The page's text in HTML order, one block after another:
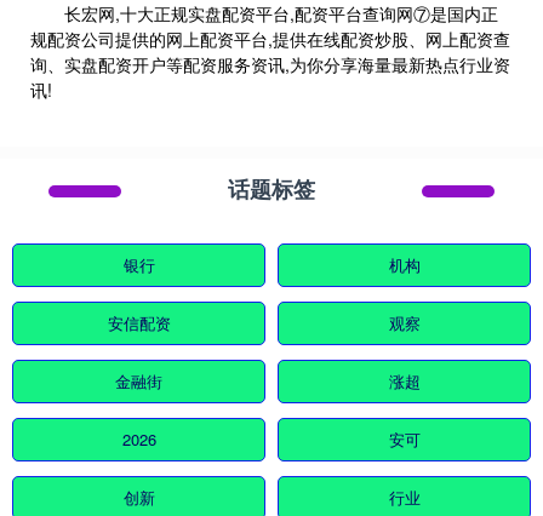
长宏网,十大正规实盘配资平台,配资平台查询网⑦是国内正
规配资公司提供的网上配资平台,提供在线配资炒股、网上配资查
询、实盘配资开户等配资服务资讯,为你分享海量最新热点行业资
讯!
话题标签
银行 机构
安信配资 观察
金融街 涨超
2026 安可
创新 行业